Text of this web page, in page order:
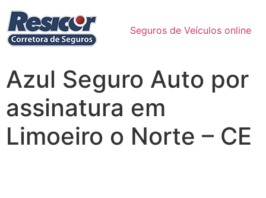
Seguros de Veículos online
Azul Seguro Auto por
assinatura em
Limoeiro o Norte – CE